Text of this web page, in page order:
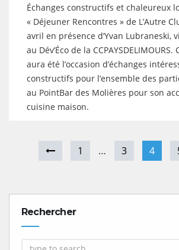
Échanges constructifs et chaleureux
« Déjeuner Rencontres » de L’Autre
avril en présence d’Yvan Lubraneski,
au Dév’Éco de la
aura été l’occasion d’échanges
constructifs pour l’ensemble des
au PointBar des Molières pour son
cuisine maison.
1 … 3 4
Rechercher